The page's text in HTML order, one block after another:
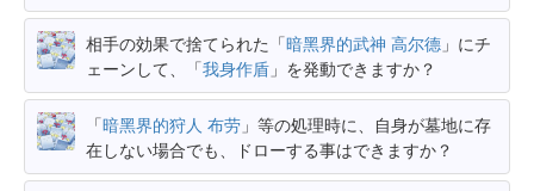
相手の効果で捨てられた「暗黑界的武神 高尔德 」にチ
ェーンして、「我身作盾 」を発動できますか？
「暗黑界的狩人 布劳 」等の処理時に、自身が墓地に存
在しない場合でも、ドローする事はできますか？